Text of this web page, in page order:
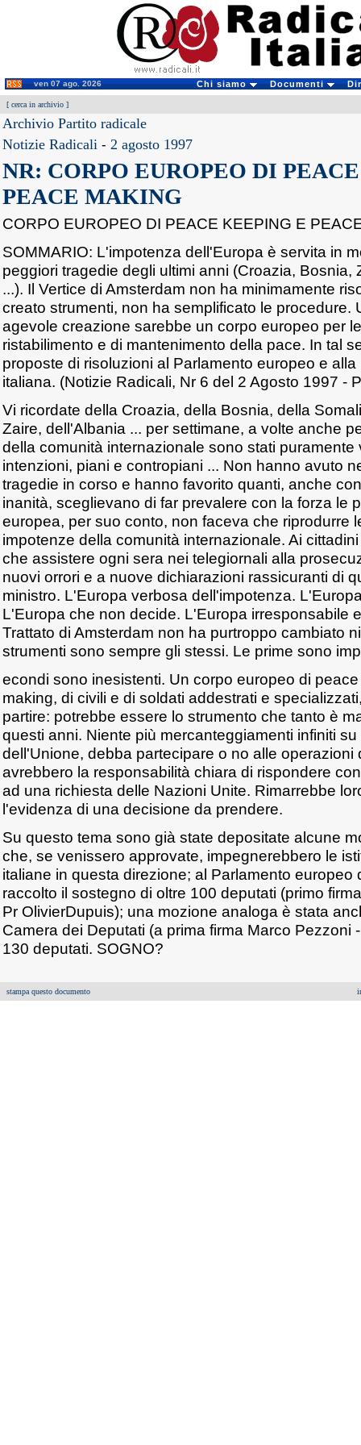
ven 07 ago. 2026 Chi siamo Documenti
[ cerca in archivio ]
Archivio Partito radicale
Notizie Radicali - 2 agosto 1997
NR: CORPO EUROPEO DI
PEACE MAKING
CORPO EUROPEO DI PEACE KEEPING E
SOMMARIO: L'impotenza dell'Europa è servita in
peggiori tragedie degli ultimi anni (Croazia, Bosnia,
...). Il Vertice di Amsterdam non ha minimamente
creato strumenti, non ha semplificato le procedure.
agevole creazione sarebbe un corpo europeo per
ristabilimento e di mantenimento della pace. In tal
proposte di risoluzioni al Parlamento europeo e
italiana. (Notizie Radicali, Nr 6 del 2 Agosto 1997 -
Vi ricordate della Croazia, della Bosnia, della
Zaire, dell'Albania ... per settimane, a volte anche
della comunità internazionale sono stati puramente
intenzioni, piani e contropiani ... Non hanno avuto
tragedie in corso e hanno favorito quanti, anche
inanità, sceglievano di far prevalere con la forza le
europea, per suo conto, non faceva che riprodurre
impotenze della comunità internazionale. Ai
che assistere ogni sera nei telegiornali alla
nuovi orrori e a nuove dichiarazioni rassicuranti di
ministro. L'Europa verbosa dell'impotenza.
L'Europa che non decide. L'Europa irresponsabile
Trattato di Amsterdam non ha purtroppo cambiato
strumenti sono sempre gli stessi. Le prime sono
econdi sono inesistenti. Un corpo europeo di
making, di civili e di soldati addestrati e
partire: potrebbe essere lo strumento che tanto è
questi anni. Niente più mercanteggiamenti infiniti
dell'Unione, debba partecipare o no alle operazioni
avrebbero la responsabilità chiara di rispondere
ad una richiesta delle Nazioni Unite. Rimarrebbe
l'evidenza di una decisione da prendere.
Su questo tema sono già state depositate alcune
che, se venissero approvate, impegnerebbero le
italiane in questa direzione; al Parlamento europeo
raccolto il sostegno di oltre 100 deputati (primo
Pr OlivierDupuis); una mozione analoga è stata
Camera dei Deputati (a prima firma Marco Pezzoni
130 deputati. SOGNO?
stampa questo documento